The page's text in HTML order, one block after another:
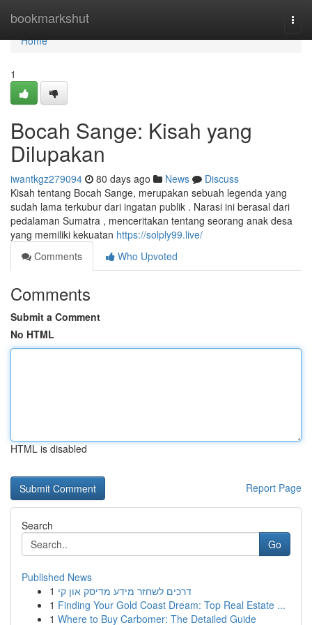
bookmarkshut
Home
Home
1
Bocah Sange: Kisah yang
Dilupakan
iwantkgz279094 80 days ago News
Discuss
Kisah tentang Bocah Sange, merupakan sebuah legenda yang
sudah lama terkubur dari ingatan publik . Narasi ini berasal dari
pedalaman Sumatra , menceritakan tentang seorang anak desa
yang memiliki kekuatan https://solply99.live/
Comments
Who Upvoted
Comments
Submit a Comment
No HTML
HTML is disabled
Report Page
Search
Go
Published News
1 דרכים לשחזר מידע מדיסק און קי
1 Finding Your Gold Coast Dream: Top Real Estate ...
1 Where to Buy Carbomer: The Detailed Guide